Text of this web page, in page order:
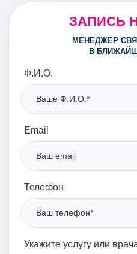
ЗАПИСЬ
МЕНЕДЖЕР
В
Ф.И.О.
Email
Телефон
Укажите услугу или